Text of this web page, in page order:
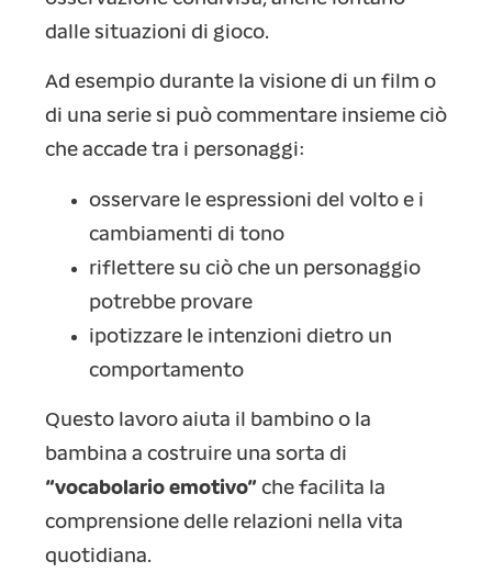
dalle situazioni di gioco.
Ad esempio durante la visione di un film o
di una serie si può commentare insieme ciò
che accade tra i personaggi:
osservare le espressioni del volto e i
cambiamenti di tono
riflettere su ciò che un personaggio
potrebbe provare
ipotizzare le intenzioni dietro un
comportamento
Questo lavoro aiuta il bambino o la
bambina a costruire una sorta di
“vocabolario emotivo” che facilita la
comprensione delle relazioni nella vita
quotidiana.